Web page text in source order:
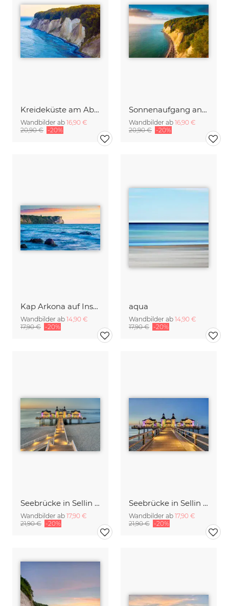
Kreideküste am Abend
Wandbilder ab 16,90 €
20,90 € -20%
Sonnenaufgang an der Kreideküste
Wandbilder ab 16,90 €
20,90 € -20%
Kap Arkona auf Insel Rügen
Wandbilder ab 14,90 €
17,90 € -20%
aqua
Wandbilder ab 14,90 €
17,90 € -20%
Seebrücke in Sellin auf Rügen am Abend
Wandbilder ab 17,90 €
21,90 € -20%
Seebrücke in Sellin auf Rügen am Abend
Wandbilder ab 17,90 €
21,90 € -20%